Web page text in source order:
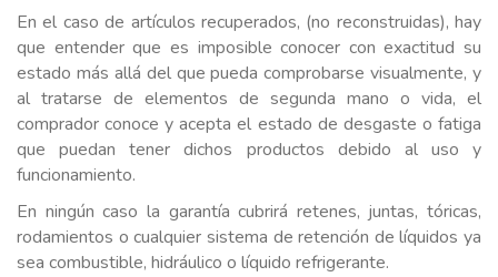
En el caso de artículos recuperados, (no reconstruidas), hay
que entender que es imposible conocer con exactitud su
estado más allá del que pueda comprobarse visualmente, y
al tratarse de elementos de segunda mano o vida, el
comprador conoce y acepta el estado de desgaste o fatiga
que puedan tener dichos productos debido al uso y
funcionamiento.
En ningún caso la garantía cubrirá retenes, juntas, tóricas,
rodamientos o cualquier sistema de retención de líquidos ya
sea combustible, hidráulico o líquido refrigerante.